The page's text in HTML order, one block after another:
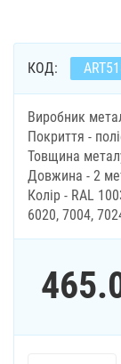
КОД:
Виробник
Покриття -
Товщина
Довжина - 2
Колір - RAL
6020, 7004,